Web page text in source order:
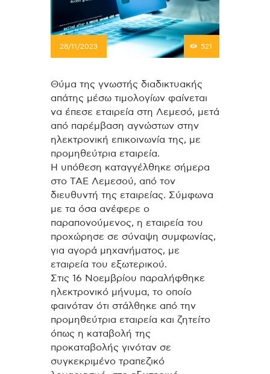
28/11/2023 521
Θύμα της γνωστής διαδικτυακής
απάτης μέσω τιμολογίων φαίνεται
να έπεσε εταιρεία στη Λεμεσό, μετά
από παρέμβαση αγνώστων στην
ηλεκτρονική επικοινωνία της, με
προμηθεύτρια εταιρεία.
Η υπόθεση καταγγέλθηκε σήμερα
στο ΤΑΕ Λεμεσού, από τον
διευθυντή της εταιρείας. Σύμφωνα
με τα όσα ανέφερε ο
παραπονούμενος, η εταιρεία του
προχώρησε σε σύναψη συμφωνίας,
για αγορά μηχανήματος, με
εταιρεία του εξωτερικού.
Στις 16 Νοεμβρίου παραλήφθηκε
ηλεκτρονικό μήνυμα, το οποίο
φαινόταν ότι στάλθηκε από την
προμηθεύτρια εταιρεία και ζητείτο
όπως η καταβολή της
προκαταβολής γινόταν σε
συγκεκριμένο τραπεζικό